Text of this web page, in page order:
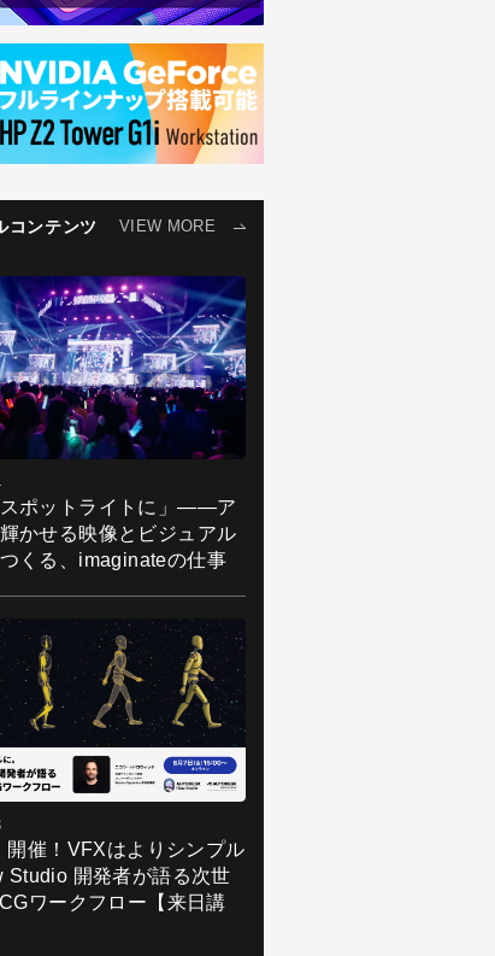
コンテンツ VIEW MORE
スポットライトに」――ア
かせる映像とビジュアル
くる、imaginateの仕事
開催！VFXはよりシンプル
Studio 開発者が語る次世
ワークフロー【来日講